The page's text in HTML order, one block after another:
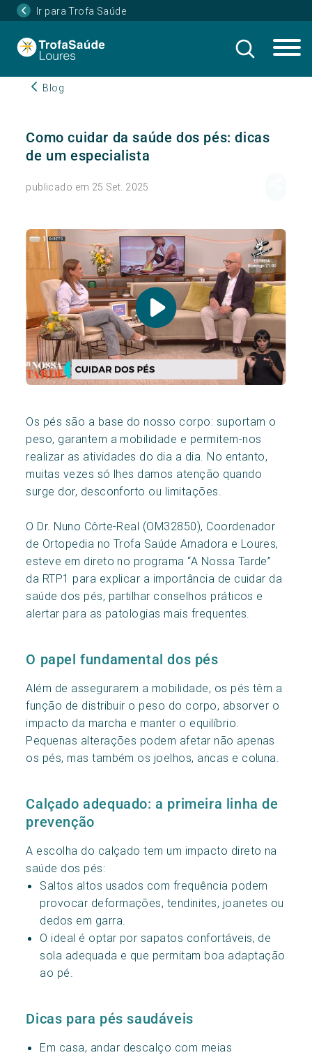
Ir para Trofa Saúde
Blog
Como cuidar da saúde dos pés: dicas
de um especialista
publicado em 25 Set. 2025
Os pés são a base do nosso corpo: suportam o
peso, garantem a mobilidade e permitem-nos
realizar as atividades do dia a dia. No entanto,
muitas vezes só lhes damos atenção quando
surge dor, desconforto ou limitações.
O Dr. Nuno Côrte-Real (OM32850), Coordenador
de Ortopedia no Trofa Saúde Amadora e Loures,
esteve em direto no programa “A Nossa Tarde”
da RTP1 para explicar a importância de cuidar da
saúde dos pés, partilhar conselhos práticos e
alertar para as patologias mais frequentes.
O papel fundamental dos pés
Além de assegurarem a mobilidade, os pés têm a
função de distribuir o peso do corpo, absorver o
impacto da marcha e manter o equilíbrio.
Pequenas alterações podem afetar não apenas
os pés, mas também os joelhos, ancas e coluna.
Calçado adequado: a primeira linha de
prevenção
A escolha do calçado tem um impacto direto na
saúde dos pés:
Saltos altos usados com frequência podem
provocar deformações, tendinites, joanetes ou
dedos em garra.
O ideal é optar por sapatos confortáveis, de
sola adequada e que permitam boa adaptação
ao pé.
Dicas para pés saudáveis
Em casa, andar descalço com meias